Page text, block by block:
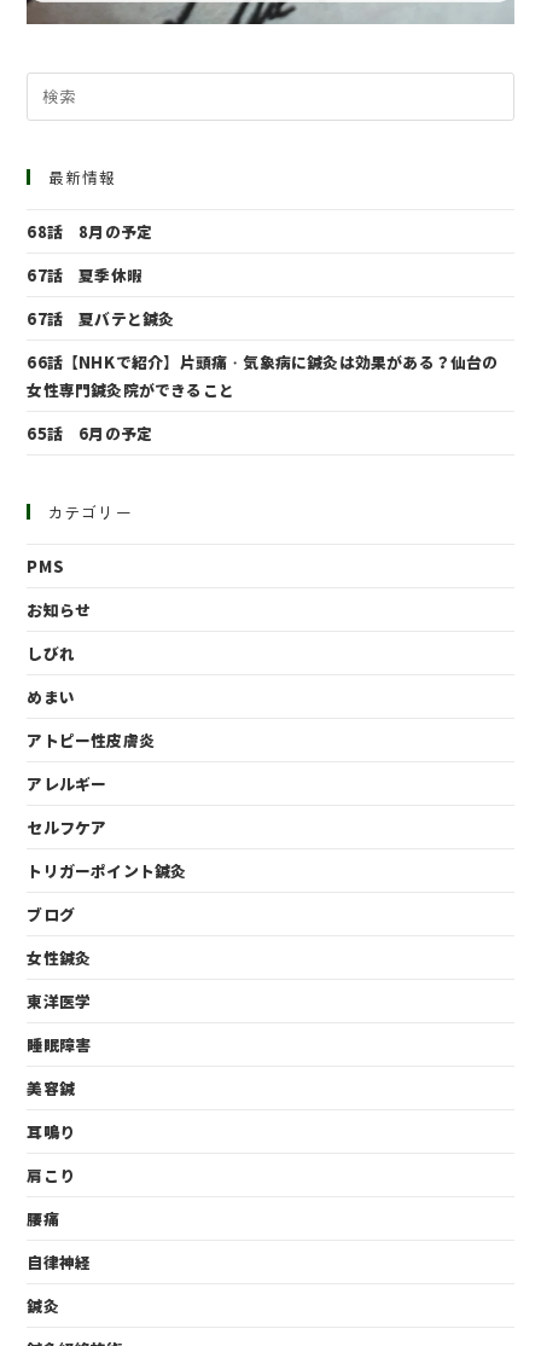
最新情報
68話 8月の予定
67話 夏季休暇
67話 夏バテと鍼灸
66話【NHKで紹介】片頭痛・気象病に鍼灸は効果がある？仙台の
女性専門鍼灸院ができること
65話 6月の予定
カテゴリー
PMS
お知らせ
しびれ
めまい
アトピー性皮膚炎
アレルギー
セルフケア
トリガーポイント鍼灸
ブログ
女性鍼灸
東洋医学
睡眠障害
美容鍼
耳鳴り
肩こり
腰痛
自律神経
鍼灸